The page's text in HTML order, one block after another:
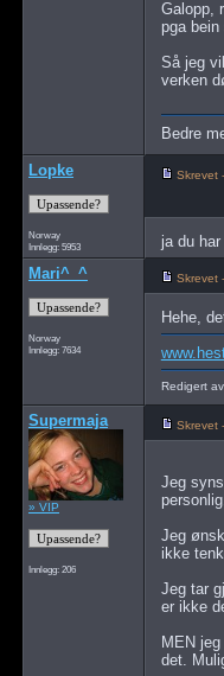
Galopp,
pga
Så jeg
verken
Bedre
Lopke
Norway
Innlegg: 5953
Skrevet
ja du
Mari^_^
Norway
Innlegg: 7634
Skrevet
Hehe,
Redigert
Supermaja
» VIP
Innlegg: 206
Skrevet
Jeg
Jeg
ikke
Jeg tar
er ikke
MEN
det.